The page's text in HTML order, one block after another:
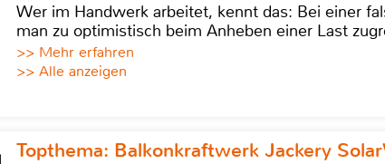
Wer im Handwerk arbeitet, kennt das: Bei einer
man zu optimistisch beim Anheben einer Last
>> Mehr erfahren
>> Alle anzeigen
Topthema: Balkonkraftwerk Jackery